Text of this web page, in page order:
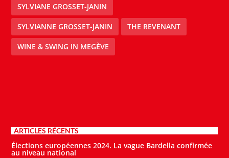
SYLVIANE GROSSET-JANIN
SYLVIANNE GROSSET-JANIN THE REVENANT
WINE & SWING IN MEGÈVE
ARTICLES RÉCENTS
Élections européennes 2024. La vague Bardella confirmée
au niveau national